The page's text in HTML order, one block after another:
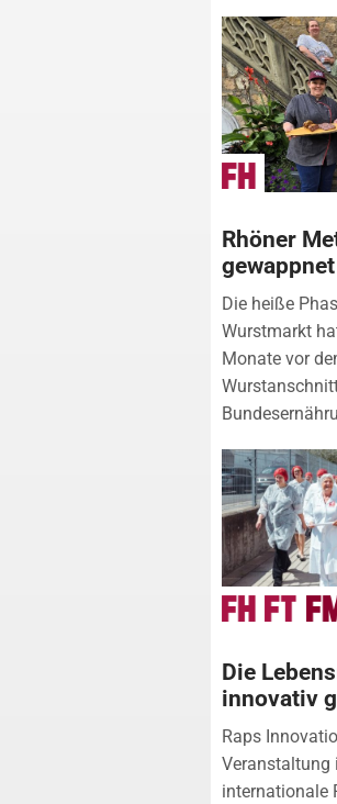
Rhöner
gewappnet
Die heiße
Wurstmarkt
Monate vor
Die
innovativ
Raps
Veranstaltung
internationale